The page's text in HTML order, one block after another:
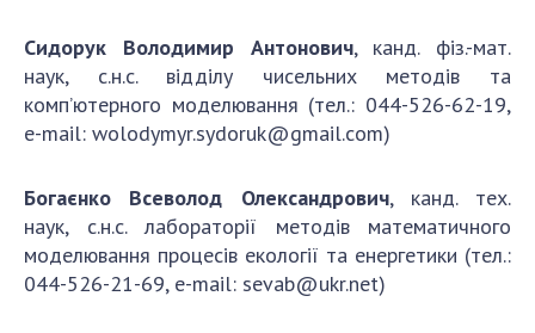
Сидорук Володимир Антонович, канд. фіз.-мат.
наук, с.н.с. відділу чисельних методів та
комп’ютерного моделювання (тел.: 044-526-62-19,
e-mail: wolodymyr.sydoruk@gmail.com)
Богаєнко Всеволод Олександрович, канд. тех.
наук, с.н.с. лабораторії методів математичного
моделювання процесів екології та енергетики (тел.:
044-526-21-69, e-mail: sevab@ukr.net)